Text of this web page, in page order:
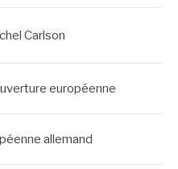
Carlson
européenne
allemand